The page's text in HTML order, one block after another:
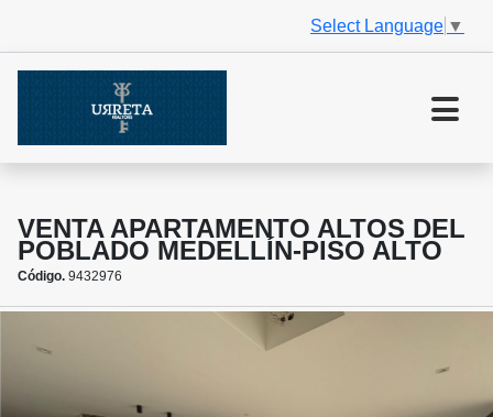
Select Language ▼
VENTA APARTAMENTO ALTOS DEL
POBLADO MEDELLÍN-PISO ALTO
Código. 9432976